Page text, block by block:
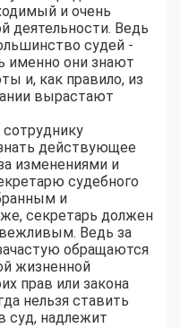
и очень
деятельности. Ведь
судей -
именно они знают
и, как правило, из
вырастают
действующее
изменениями и
судебного
и
секретарь должен
Ведь за
обращаются
жизненной
прав или закона
нельзя ставить
суд, надлежит